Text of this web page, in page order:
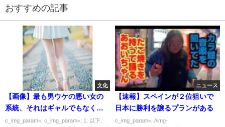
おすすめの記事
文化
【画像】最も男ウケの悪い女の
系統、それはギャルでもなく腐
女子でもなく、地雷系でもなく...
c_img_param=; c_img_param=; 1: 以下、
ニュース
【速報】スペインが２位狙いで
日本に勝利を譲るプランがある
c_img_param=; //img-